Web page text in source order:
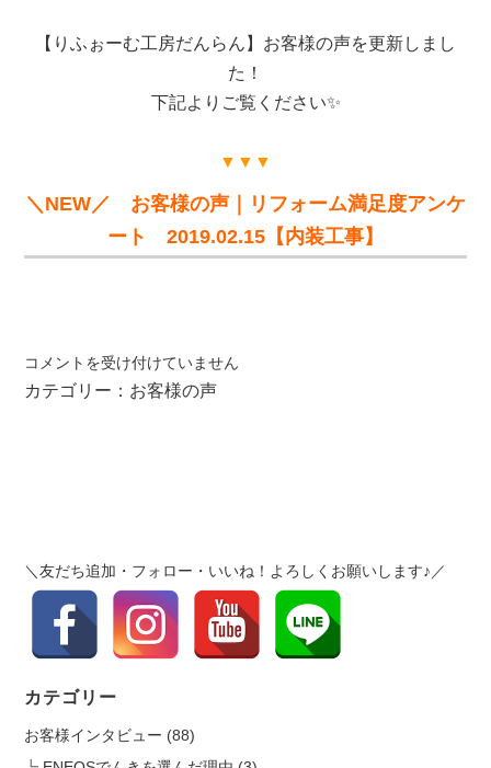
【りふぉーむ工房だんらん】お客様の声を更新しまし
た！
下記よりご覧ください✨
▼▼▼
＼NEW／ お客様の声｜リフォーム満足度アンケ
ート 2019.02.15【内装工事】
お
客
し
ま
【り
ふ
ー
コメントを受け付けていません
カテゴリー： お客様の声
＼友だち追加・フォロー・いいね！よろしくお願いします♪／
カテゴリー
お客様インタビュー (88)